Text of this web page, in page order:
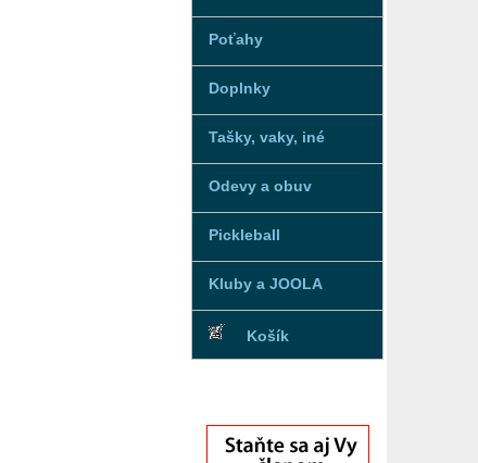
Poťahy
Doplnky
Tašky, vaky, iné
Odevy a obuv
Pickleball
Kluby a JOOLA
Košík